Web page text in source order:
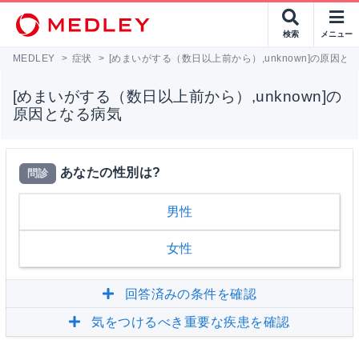
検索 メニュー
MEDLEY > 症状 > [めまいがする（数日以上前から）,unknown]の原因と
[めまいがする（数日以上前から）,unknown]の
原因となる病気
問診 あなたの性別は?
男性
女性
回答済みの条件を確認
気をつけるべき重要な疾患を確認